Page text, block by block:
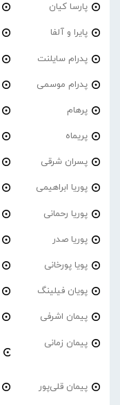
پارسا کیان
پایرا و آلفا
پدرام‌ سایلنت
پدرام موسمی
پرهام
پریماه
پسران شرقی
پوریا ابراهیمی
پوریا رحمانی
پوریا صدر
پویا پورخانی
پویان فیلینگ
پیمان اشرفی
پیمان زمانی
پیمان قلی‌پور